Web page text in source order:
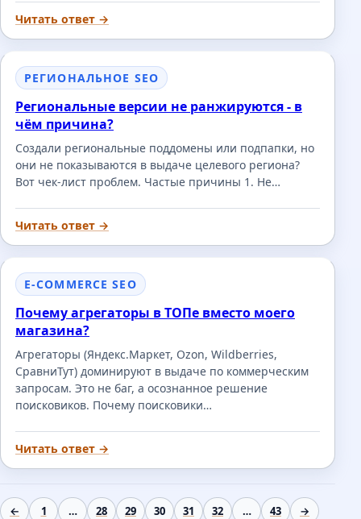
Читать ответ →
РЕГИОНАЛЬНОЕ SEO
Региональные версии не ранжируются - в
чём причина?
Создали региональные поддомены или подпапки, но
они не показываются в выдаче целевого региона?
Вот чек-лист проблем. Частые причины 1. Не…
Читать ответ →
E-COMMERCE SEO
Почему агрегаторы в ТОПе вместо моего
магазина?
Агрегаторы (Яндекс.Маркет, Ozon, Wildberries,
СравниТут) доминируют в выдаче по коммерческим
запросам. Это не баг, а осознанное решение
поисковиков. Почему поисковики…
Читать ответ →
← 1 … 28 29 30 31 32 … 43 →